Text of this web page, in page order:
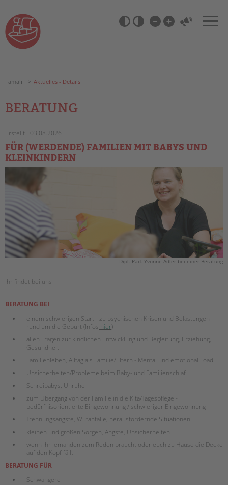
Barrierefrei-
Einstellungen
überspringen
Famali Aktuelles - Details
BERATUNG
Erstellt 03.08.2026
FÜR (WERDENDE) FAMILIEN MIT BABYS UND
KLEINKINDERN
Dipl.-Päd. Yvonne Adler bei einer Beratung
Ihr findet bei uns
BERATUNG BEI
einem schwierigen Start - zu psychischen Krisen und Belastungen
rund um die Geburt (Infos hier)
allen Fragen zur kindlichen Entwicklung und Begleitung, Erziehung,
Gesundheit
Familienleben, Alltag als Familie/Eltern - Mental und emotional Load
Unsicherheiten/Probleme beim Baby- und Familienschlaf
Schreibabys, Unruhe
zum Übergang von der Familie in die Kita/Tagespflege -
bedürfnisorientierte Eingewöhnung / schwieriger Eingewöhnung
Trennungsängste, Wutanfälle, herausfordernde Situationen
kleinen und großen Sorgen, Ängste, Unsicherheiten
wenn ihr jemanden zum Reden braucht oder euch zu Hause die Decke
auf den Kopf fällt
BERATUNG FÜR
Schwangere